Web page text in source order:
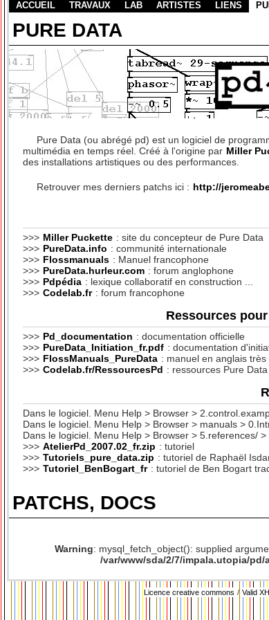
ACCUEIL TRAVAUX LAB ARTISTES LIENS
PURE DATA
Pure Data (ou abrégé pd) est un logiciel de
multimédia en temps réel. Créé à l'origine par Miller
des installations artistiques ou des performances.
Retrouver mes derniers patchs ici : http://
>>> Miller Puckette : site du concepteur de Pure Data
>>> PureData.info : communité internationale
>>> Flossmanuals : Manuel francophone
>>> PureData.hurleur.com : forum anglophone
>>> Pdpédia : lexique collaboratif en construction ...
>>> Codelab.fr : forum francophone
Ressources
>>> Pd_documentation : documentation officielle
>>> PureData_Initiation_fr.pdf : documentation
>>> FlossManuals_PureData : manuel en anglais très
>>> Codelab.fr/RessourcesPd : ressources Pure Data
Dans le logiciel. Menu Help > Browser >
Dans le logiciel. Menu Help > Browser > manuals >
Dans le logiciel. Menu Help > Browser > 5.references/
>>> AtelierPd_2007.02_fr.zip : tutoriel
>>> Tutoriels_pure_data.zip : tutoriel de Raphaël
>>> Tutoriel_BenBogart_fr : tutoriel de Ben Bogart
PATCHS, DOCS
Warning: mysql_fetch_object(): supplied
/var/www/sda/2/7/impala.utopia/
Licence creative commons / Valid